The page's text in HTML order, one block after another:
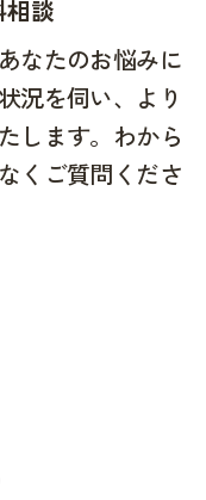
相談
なたのお悩みに
況を伺い、より
します。わから
くご質問くださ